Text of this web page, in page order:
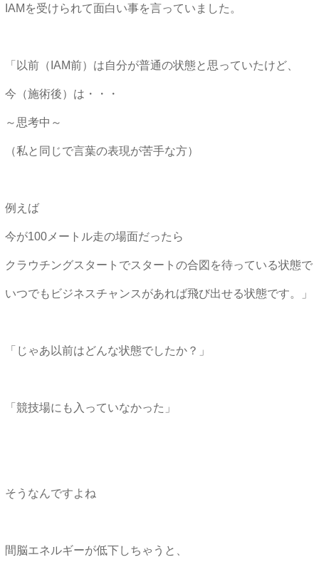
IAMを受けられて面白い事を言っていました。
「以前（IAM前）は自分が普通の状態と思っていたけど、
今（施術後）は・・・
～思考中～
（私と同じで言葉の表現が苦手な方）
例えば
今が100メートル走の場面だったら
クラウチングスタートでスタートの合図を待っている状態で
いつでもビジネスチャンスがあれば飛び出せる状態です。」
「じゃあ以前はどんな状態でしたか？」
「競技場にも入っていなかった」
そうなんですよね
間脳エネルギーが低下しちゃうと、